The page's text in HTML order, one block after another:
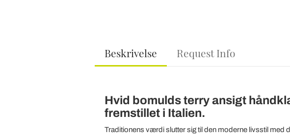
Beskrivelse Request Info
Hvid bomulds terry ansigt
fremstillet i Italien.
Traditionens værdi slutter sig til den moderne livsstil med